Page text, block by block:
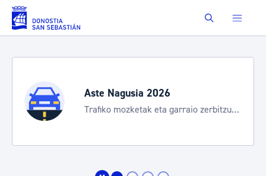
Eduki nagusira joan Buscar
Aste Nagusia 2026
Trafiko mozketak eta garraio zerbitzu